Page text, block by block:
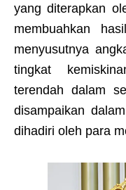
yang diterapkan
membuahkan
menyusutnya
tingkat
terendah dalam
disampaikan
dihadiri oleh para